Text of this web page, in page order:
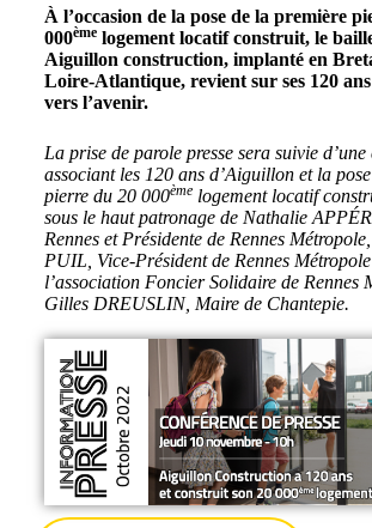
À l’occasion de la pose de la première
000èmelogement locatif construit, le
Aiguillon construction, implanté en
Loire-Atlantique, revient sur ses 120
vers l’avenir.
La prise de parole presse sera suivie
associant les 120 ans d’Aiguillon et la
pierre du 20 000èmelogement locatif
sous le haut patronage de Nathalie
Rennes et Présidente de Rennes
PUIL, Vice-Président de Rennes
l’association Foncier Solidaire de Rennes
Gilles DREUSLIN, Maire de Chantepie.